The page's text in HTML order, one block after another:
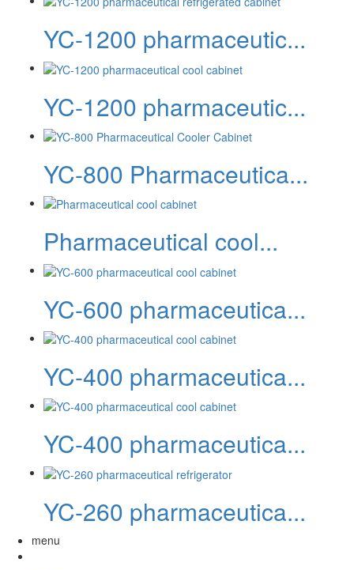
YC-1200 pharmaceutic...
YC-1200 pharmaceutic...
YC-800 Pharmaceutica...
Pharmaceutical cool...
YC-600 pharmaceutica...
YC-400 pharmaceutica...
YC-400 pharmaceutica...
YC-260 pharmaceutica...
menu